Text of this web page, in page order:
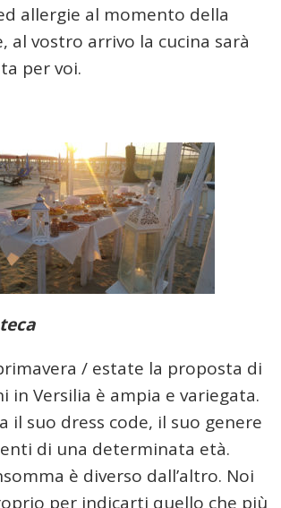
allergie al momento della
al vostro arrivo la cucina sarà
per voi.
/ estate la proposta di
in Versilia è ampia e variegata.
il suo dress code, il suo genere
di una determinata età.
è diverso dall’altro. Noi
per indicarti quello che più